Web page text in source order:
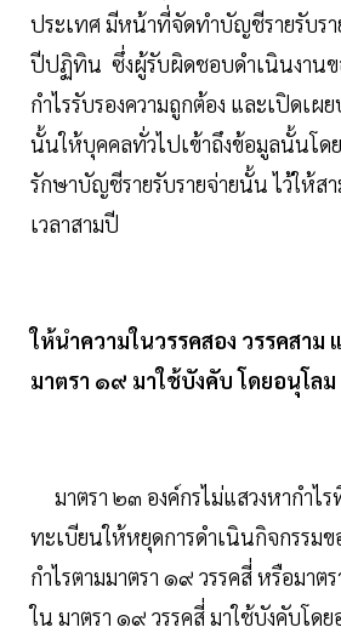
ประเทศ มีหน้าที่จัดทำบัญชีรายรับรา
ปีปฏิทิน ซึ่งผู้รับผิดชอบดำเนินงานข
กำไรรับรองความถูกต้อง และเปิดเผ
นั้นให้บุคคลทั่วไปเข้าถึงข้อมูลนั้นโดย
รักษาบัญชีรายรับรายจ่ายนั้น ไว้ให้ส
เวลาสามปี
ให้นำความในวรรคสอง วรรคสาม
มาตรา ๑๙ มาใช้บังคับ โดยอนุโลม
มาตรา ๒๓ องค์กรไม่แสวงหากำไร
ทะเบียนให้หยุดการดำเนินกิจกรรมข
กำไรตามมาตรา ๑๙ วรรคสี่ หรือมาต
ใน มาตรา ๑๙ วรรคสี่ มาใช้บังคับโด